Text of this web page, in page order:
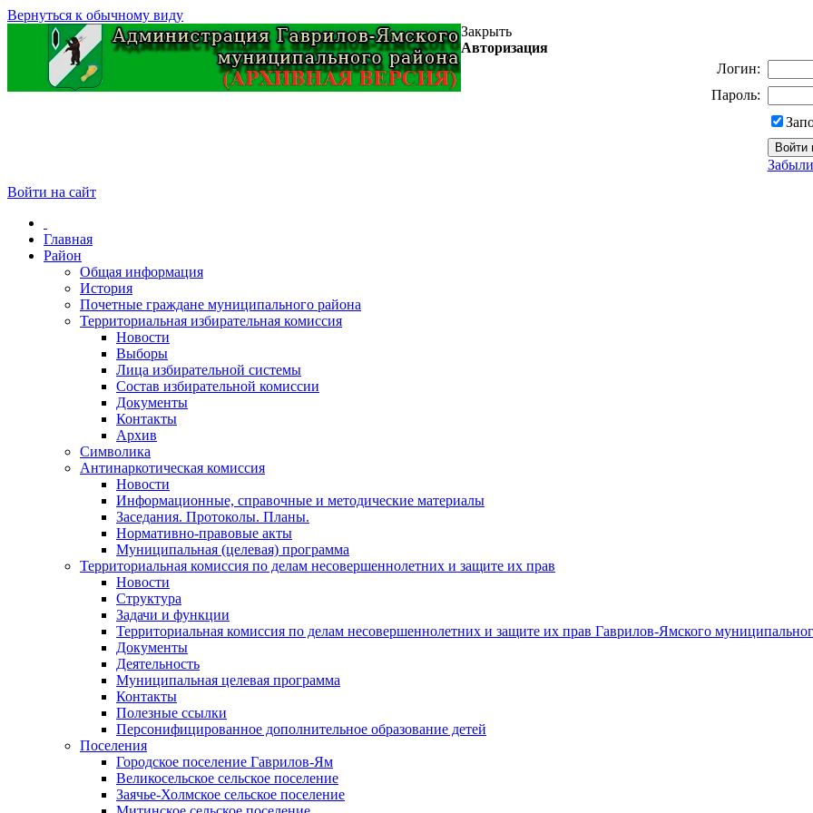
Вернуться к обычному виду
Закрыть
Авторизация
Логин:
Пароль:
Войти на сайт
Главная
Район
Общая информация
История
Почетные граждане муниципального района
Территориальная избирательная комиссия
Новости
Выборы
Лица избирательной системы
Состав избирательной комиссии
Документы
Контакты
Архив
Символика
Антинаркотическая комиссия
Новости
Информационные, справочные и методические материалы
Заседания. Протоколы. Планы.
Нормативно-правовые акты
Муниципальная (целевая) программа
Территориальная комиссия по делам несовершеннолетних и защите их прав
Новости
Структура
Задачи и функции
Территориальная комиссия по делам несовершеннолетних и защите их прав Гаврилов-Ямского
Документы
Деятельность
Муниципальная целевая программа
Контакты
Полезные ссылки
Персонифицированное дополнительное образование детей
Поселения
Городское поселение Гаврилов-Ям
Великосельское сельское поселение
Заячье-Холмское сельское поселение